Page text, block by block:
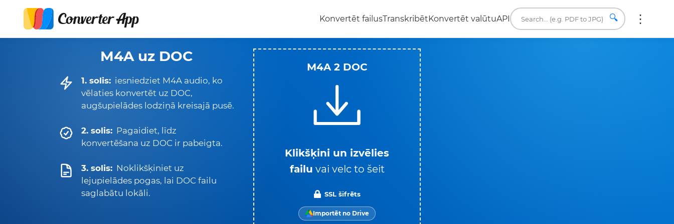
Konvertēt failusTranskribētKonvertēt valūtuAPI 🔍
M4A uz DOC
1. solis: iesniedziet M4A audio, ko
vēlaties konvertēt uz DOC,
augšupielādes lodziņā kreisajā pusē.
2. solis: Pagaidiet, līdz
konvertēšana uz DOC ir pabeigta.
3. solis: Noklikšķiniet uz
lejupielādes pogas, lai DOC failu
saglabātu lokāli.
M4A 2 DOC
Klikšķini un izvēlies
failu vai velc to šeit
SSL šifrēts
Importēt no Drive